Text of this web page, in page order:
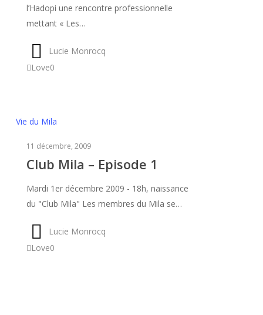
discussions
l’Hadopi une rencontre professionnelle
mettant « Les…
Lucie Monrocq
Love0
Club
Episode
Vie du Mila
11 décembre, 2009
Club Mila – Episode 1
Mardi 1er décembre 2009 - 18h, naissance
du "Club Mila" Les membres du Mila se…
Lucie Monrocq
Love0